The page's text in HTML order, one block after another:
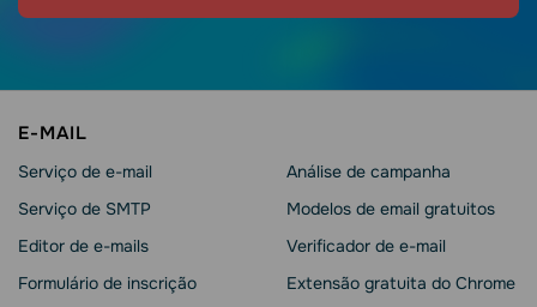
E-MAIL
Serviço de e-mail
Serviço de SMTP
Editor de e-mails
Formulário de inscrição
Análise de campanha
Modelos de email gratuitos
Verificador de e-mail
Extensão gratuita do Chrome